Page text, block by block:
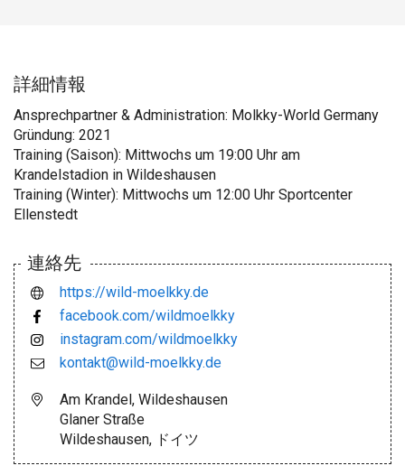
詳細情報
Ansprechpartner & Administration: Molkky-World Germany
Gründung: 2021
Training (Saison): Mittwochs um 19:00 Uhr am
Krandelstadion in Wildeshausen
Training (Winter): Mittwochs um 12:00 Uhr Sportcenter
Ellenstedt
連絡先
https://wild-moelkky.de
facebook.com/wildmoelkky
instagram.com/wildmoelkky
kontakt@wild-moelkky.de
Am Krandel, Wildeshausen
Glaner Straße
Wildeshausen, ドイツ